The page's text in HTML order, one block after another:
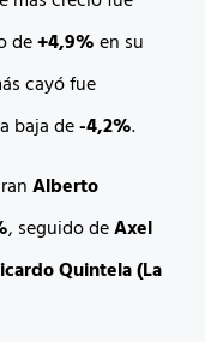
de+4,9%en su
cayó fue
baja de-4,2%.
Alberto
, seguido deAxel
Quintela (La